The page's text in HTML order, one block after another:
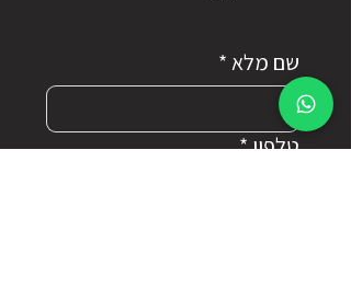
שם מלא*
טלפון*